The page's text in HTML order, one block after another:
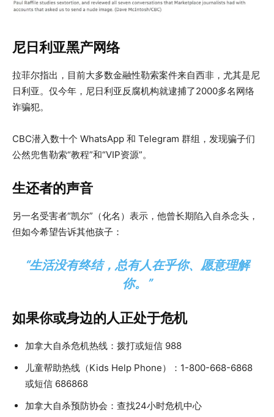
尼日利亚黑产网络
拉菲尔指出，目前大多数金融性勒索案件来自西非，尤其是尼
日利亚。仅今年，尼日利亚反腐机构就逮捕了2000多名网络
诈骗犯。
CBC潜入数十个 WhatsApp 和 Telegram 群组，发现骗子们
公然兜售勒索“教程”和“VIP资源”。
生还者的声音
另一名受害者“凯尔”（化名）表示，他曾长期陷入自杀念头，
但如今希望告诉其他孩子：
“生活没有终结，总有人在乎你、愿意理解
你。”
如果你或身边的人正处于危机
加拿大自杀危机热线：拨打或短信 988
儿童帮助热线（Kids Help Phone）：1-800-668-6868
或短信 686868
加拿大自杀预防协会：查找24小时危机中心